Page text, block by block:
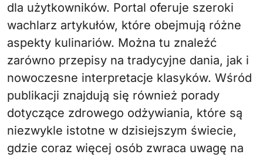
dla użytkowników. Portal oferuje szeroki
wachlarz artykułów, które obejmują różne
aspekty kulinariów. Można tu znaleźć
zarówno przepisy na tradycyjne dania, jak i
nowoczesne interpretacje klasyków. Wśród
publikacji znajdują się również porady
dotyczące zdrowego odżywiania, które są
niezwykle istotne w dzisiejszym świecie,
gdzie coraz więcej osób zwraca uwagę na